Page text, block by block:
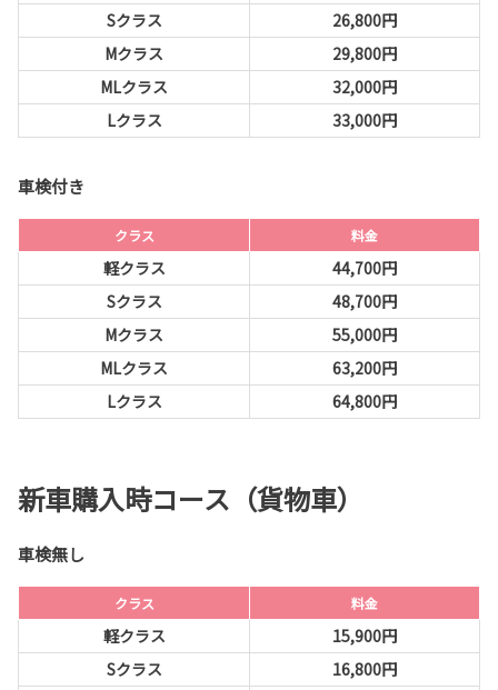
Sクラス
26,800円
Mクラス
29,800円
MLクラス
32,000円
Lクラス
33,000円
車検付き
クラス 料金
軽クラス
44,700円
Sクラス
48,700円
Mクラス
55,000円
MLクラス
63,200円
Lクラス
64,800円
新車購入時コース（貨物車）
車検無し
クラス 料金
軽クラス
15,900円
Sクラス
16,800円